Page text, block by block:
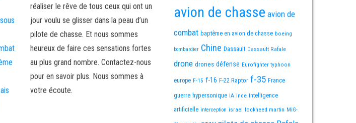
réaliser le rêve de tous ceux qui ont un
jour voulu se glisser dans la peau d’un
pilote de chasse. Et nous sommes
heureux de faire ces sensations fortes
au plus grand nombre. Contactez-nous
pour en savoir plus. Nous sommes à
votre écoute.
avion de chasse avion de
combat baptême en avion de chasse boeing
bombardier Chine Dassault Dassault Rafale
drone drones défense Eurofighter typhoon
europe F-15 f-16 F-22 Raptor f-35 France
guerre hypersonique IA Inde intelligence
artificielle interception israel lockheed martin MiG-